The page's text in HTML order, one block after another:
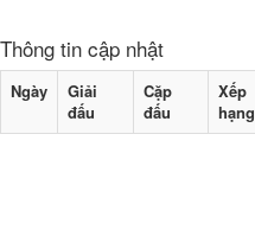
Thông tin cập nhật
Ngày
Giải
đấu
Cặp
đấu
Xếp
hạng